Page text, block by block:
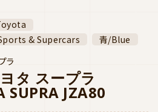
& Supercars
青/Blue
ラ
タ スープラ
SUPRA JZA80